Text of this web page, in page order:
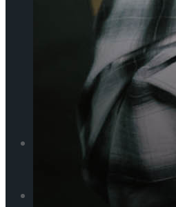
피겨스케이팅
쇼트트랙
스피드스케이팅
라이프스타일
Trending Tags
피겨스케이팅
쇼트트랙
스피드스케이팅